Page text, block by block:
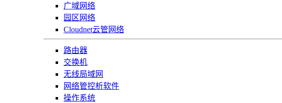
广域网络
园区网络
Cloudnet云管网络
路由器
交换机
无线局域网
网络管控析软件
操作系统